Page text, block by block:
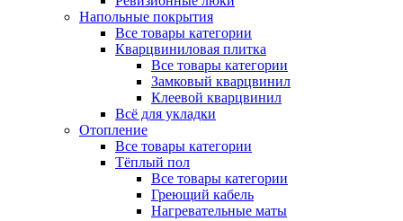
Напольные покрытия
Все товары категории
Кварцвиниловая плитка
Все товары категории
Замковый кварцвинил
Клеевой кварцвинил
Всё для укладки
Отопление
Все товары категории
Тёплый пол
Все товары категории
Греющий кабель
Нагревательные маты